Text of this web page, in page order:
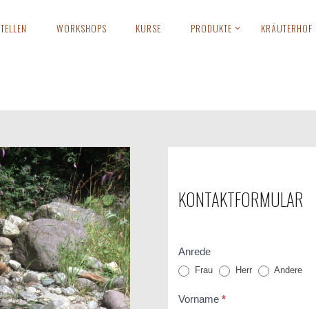
WORKSHOPS KURSE PRODUKTE KRÄUTERHOF
KONTAKTFORMULAR
Kontakt
Formular
Anrede
Frau Herr Andere
Vorname *